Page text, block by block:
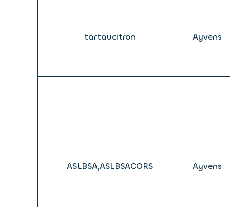
tartaucitron Ayvens
ASLBSA,ASLBSACORS Ayvens